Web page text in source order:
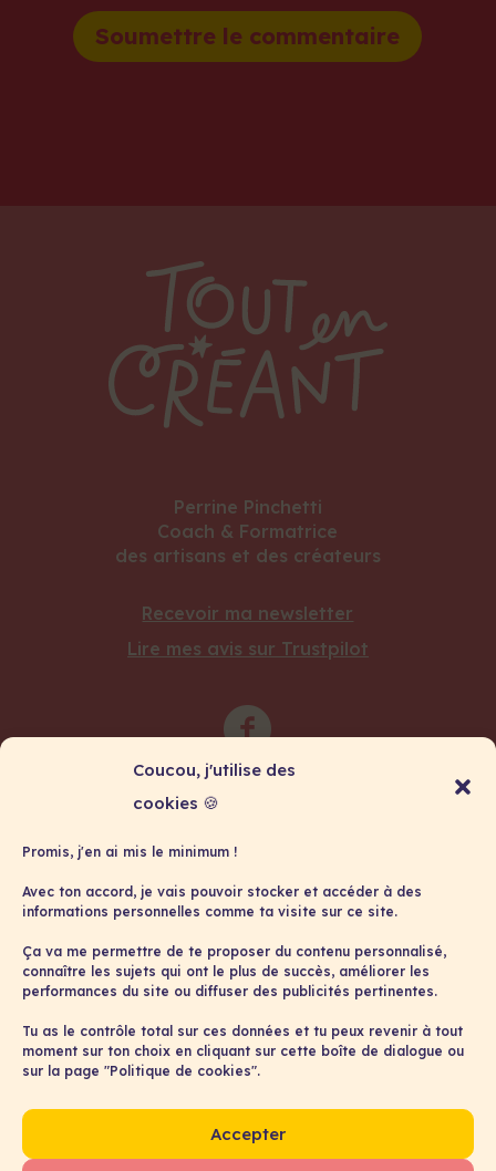
Coucou, j'utilise des
cookies 🍪
Promis, j'en ai mis le minimum !
Avec ton accord, je vais pouvoir stocker et accéder à des
informations personnelles comme ta visite sur ce site.
Ça va me permettre de te proposer du contenu personnalisé,
connaître les sujets qui ont le plus de succès, améliorer les
performances du site ou diffuser des publicités pertinentes.
Tu as le contrôle total sur ces données et tu peux revenir à tout
moment sur ton choix en cliquant sur cette boîte de dialogue ou
sur la page "Politique de cookies".
Accepter
Soumettre le commentaire
Perrine Pinchetti
Coach & Formatrice
des artisans et des créateurs
Recevoir ma newsletter
Lire mes avis sur Trustpilot
Formations & Coachings
À propos
Contact
Conditions générales
Politique de cookies